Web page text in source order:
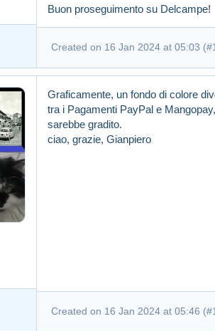
Buon proseguimento su Delcampe!
Created on 16 Jan 2024 at 05:03 (
Graficamente, un fondo di colore
tra i Pagamenti PayPal e Mangopay,
sarebbe gradito.
ciao, grazie, Gianpiero
Created on 16 Jan 2024 at 05:46 (